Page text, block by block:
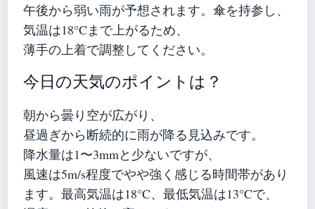
午後から弱い雨が予想されます。傘を持参し、
気温は18°Cまで上がるため、
薄手の上着で調整してください。
今日の天気のポイントは？
朝から曇り空が広がり、
昼過ぎから断続的に雨が降る見込みです。
降水量は1〜3mmと少ないですが、
風速は5m/s程度でやや強く感じる時間帯があり
ます。最高気温は18°C、最低気温は13°Cで、